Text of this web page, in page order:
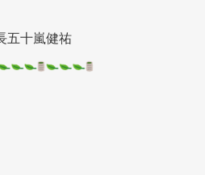
五十嵐健祐